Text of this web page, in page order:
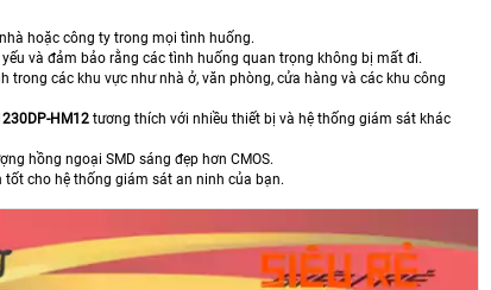
hoặc công ty trong mọi tình huống.
và đảm bảo rằng các tình huống quan trọng không bị mất đi.
các khu vực như nhà ở, văn phòng, cửa hàng và các khu công
HM12 tương thích với nhiều thiết bị và hệ thống giám sát khác
hồng ngoại SMD sáng đẹp hơn CMOS.
cho hệ thống giám sát an ninh của bạn.